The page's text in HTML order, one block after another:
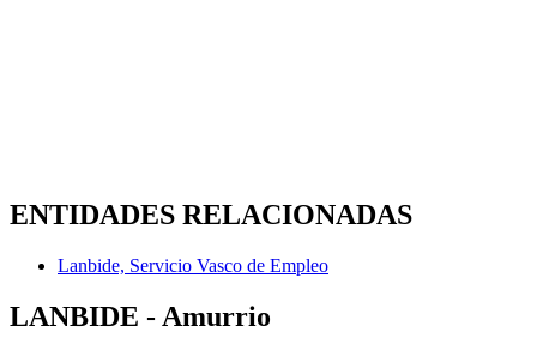
ENTIDADES RELACIONADAS
Lanbide, Servicio Vasco de Empleo
LANBIDE - Amurrio